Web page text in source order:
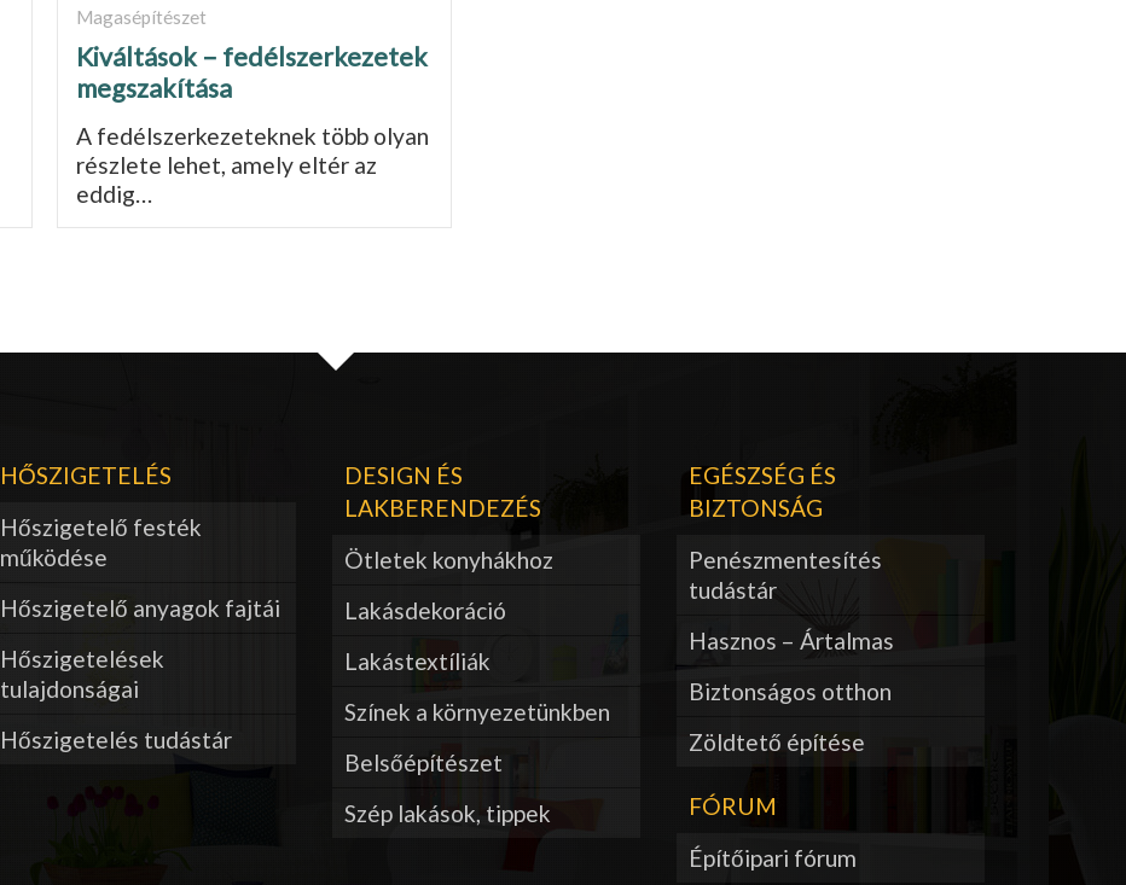
Magasépítészet
Kiváltások – fedélszerkezetek
megszakítása
A fedélszerkezeteknek több olyan
részlete lehet, amely eltér az
eddig…
HŐSZIGETELÉS
Hőszigetelő festék
működése
Hőszigetelő anyagok fajtái
Hőszigetelések
tulajdonságai
Hőszigetelés tudástár
DESIGN ÉS
LAKBERENDEZÉS
Ötletek konyhákhoz
Lakásdekoráció
Lakástextíliák
Színek a környezetünkben
Belsőépítészet
Szép lakások, tippek
EGÉSZSÉG ÉS
BIZTONSÁG
Penészmentesítés
tudástár
Hasznos – Ártalmas
Biztonságos otthon
Zöldtető építése
FÓRUM
Építőipari fórum